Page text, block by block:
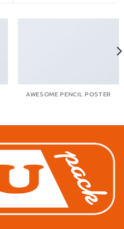
AWESOME PENCIL POSTER